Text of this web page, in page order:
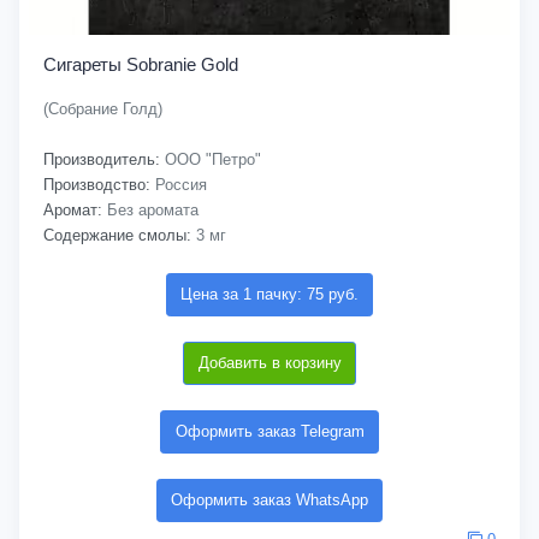
Сигареты Sobranie Gold
(Собрание Голд)
Производитель: ООО "Петро"
Производство: Россия
Аромат: Без аромата
Содержание смолы: 3 мг
Цена за 1 пачку: 75 руб.
Добавить в корзину
Оформить заказ Telegram
Оформить заказ WhatsApp